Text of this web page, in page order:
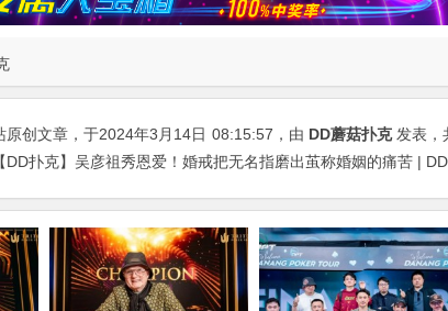
原创文章，于2024年3月14日 08:15:57 ，由 DD蘑菇扑克发表，
【DD扑克】吴彦祖秀恩爱！婚戒把无名指磨出茧称婚姻的痛苦 |